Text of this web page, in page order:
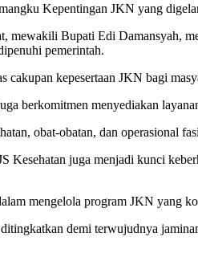
Kepentingan JKN yang
mewakili Bupati Edi Damansyah,
pemerintah.
cakupan kepesertaan JKN bagi
berkomitmen menyediakan
obat-obatan, dan operasional
Kesehatan juga menjadi kunci
mengelola program JKN yang
demi terwujudnya